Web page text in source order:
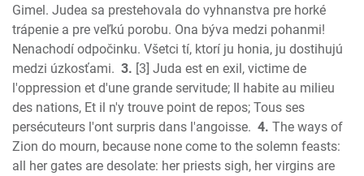
Galatians
Ephesians
Phillipians
Colossians
1 Thess.
2 Thess.
1 Timothy
2 Timothy
Gimel. Judea sa prestehovala do vyhnanstva pre horké
trápenie a pre veľkú porobu. Ona býva medzi pohanmi!
Nenachodí odpočinku. Všetci tí, ktorí ju honia, ju dostihujú
medzi úzkosťami. 3. [3] Juda est en exil, victime de
l'oppression et d'une grande servitude; Il habite au milieu
des nations, Et il n'y trouve point de repos; Tous ses
persécuteurs l'ont surpris dans l'angoisse. 4. The ways of
Zion do mourn, because none come to the solemn feasts:
all her gates are desolate: her priests sigh, her virgins are